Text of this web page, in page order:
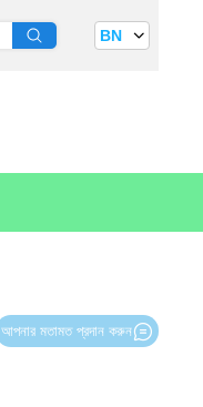
BN
আপনার মতামত প্রদান করুন